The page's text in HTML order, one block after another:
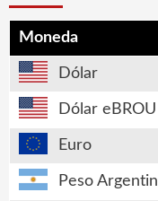
Moneda
Dólar
Dólar eBROU
Euro
Peso